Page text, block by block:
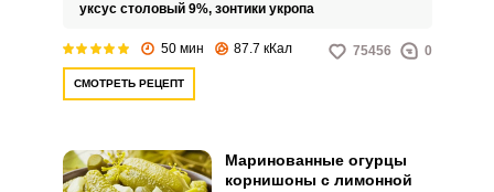
уксус столовый 9%, зонтики укропа
50 мин 87.7 кКал 75456 0
СМОТРЕТЬ РЕЦЕПТ
Маринованные огурцы
корнишоны с лимонной